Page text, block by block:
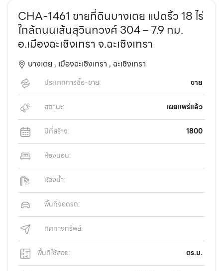
CHA-1461 ขายที่ดินบางเตย แปดริ้ว 18 ไร่
ใกล้ถนนเส้นสุวินทวงศ์ 304 – 7.9 กม.
อ.เมืองฉะเชิงเทรา จ.ฉะเชิงเทรา
บางเตย , เมืองฉะเชิงเทรา , ฉะเชิงเทรา
ประเภทการซื้อ-ขาย: ขาย
สถานะ: เผยแพร่แล้ว
ปีที่สร้าง: 1800
ห้องนอน:
ห้องน้ำ:
พื้นที่จอดรถ:
ทิศทางทรัพย์:
พื้นที่ใช้สอย: ตร.ม.